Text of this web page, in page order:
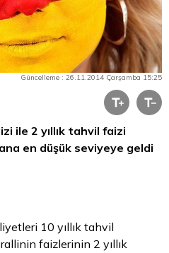
Güncelleme : 26.11.2014 Çarşamba 15:25
ile 2 yıllık tahvil faizi
en düşük seviyeye geldi
10 yıllık tahvil
faizlerinin 2 yıllık